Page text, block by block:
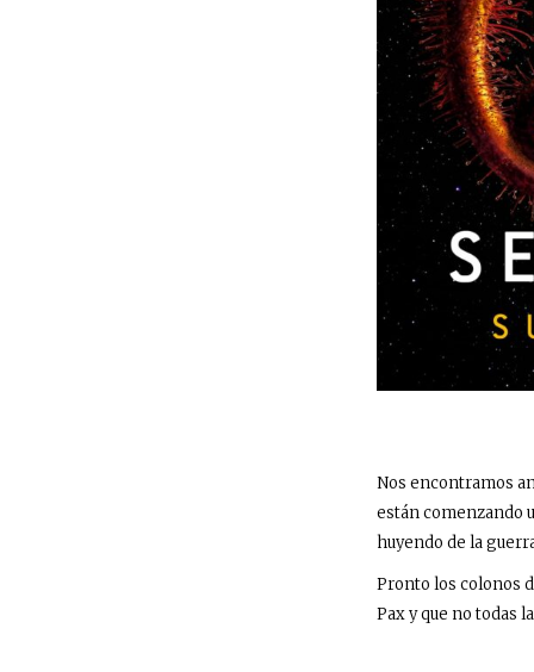
Nos encontramos
están comenzando
huyendo de la
Pronto los colonos
Pax y que no todas